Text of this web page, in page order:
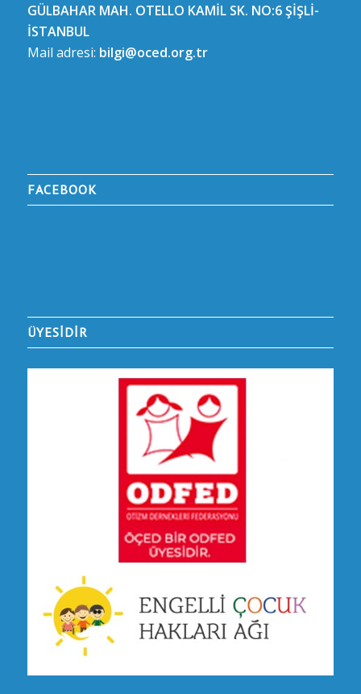
GÜLBAHAR MAH. OTELLO KAMİL SK. NO:6 ŞİŞLİ-
İSTANBUL
Mail adresi: bilgi@oced.org.tr
FACEBOOK
ÜYESİDİR